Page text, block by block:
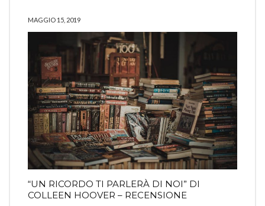
MAGGIO 15, 2019
“UN RICORDO TI PARLERÀ DI NOI” DI
COLLEEN HOOVER – RECENSIONE